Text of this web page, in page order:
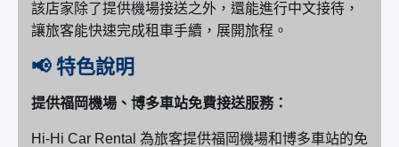
該店家除了提供機場接送之外，還能進行中文接待，
讓旅客能快速完成租車手續，展開旅程。
📢 特色說明
提供福岡機場、博多車站免費接送服務：
Hi-Hi Car Rental 為旅客提供福岡機場和博多車站的免